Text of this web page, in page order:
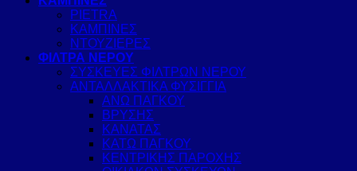
PIETRA
ΚΑΜΠΙΝΕΣ
ΝΤΟΥΖΙΕΡΕΣ
ΦΙΛΤΡΑ ΝΕΡΟΥ
ΣΥΣΚΕΥΕΣ ΦΙΛΤΡΩΝ ΝΕΡΟΥ
ΑΝΤΑΛΛΑΚΤΙΚΑ ΦΥΣΙΓΓΙΑ
ΑΝΩ ΠΑΓΚΟΥ
ΒΡΥΣΗΣ
ΚΑΝΑΤΑΣ
ΚΑΤΩ ΠΑΓΚΟΥ
ΚΕΝΤΡΙΚΗΣ ΠΑΡΟΧΗΣ